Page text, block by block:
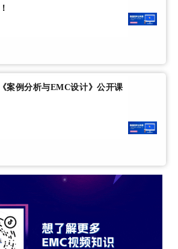
案例分析与EMC设计》公开课